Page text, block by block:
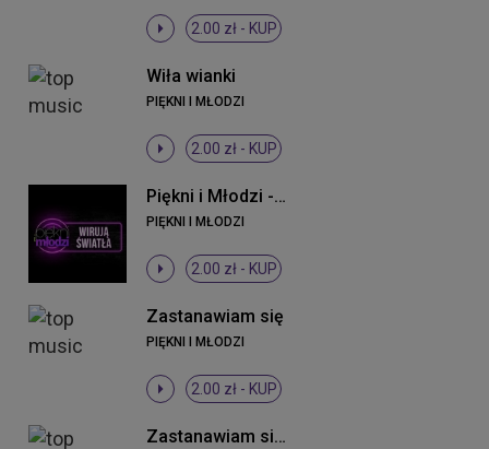
2.00 zł - KUP
Wiła wianki
PIĘKNI I MŁODZI
2.00 zł - KUP
Piękni i Młodzi - Wirują światła (Original Mix)
PIĘKNI I MŁODZI
2.00 zł - KUP
Zastanawiam się
PIĘKNI I MŁODZI
2.00 zł - KUP
Zastanawiam się (DJ Sequence Remix)